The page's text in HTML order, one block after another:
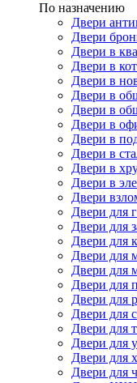
По назначению
Двери
Двери
Двери в
Двери в
Двери в
Двери в
Двери в
Двери в
Двери в
Двери в
Двери в
Двери в
Двери
Двери для
Двери для
Двери для
Двери для
Двери для
Двери для
Двери для
Двери для
Двери для
Двери для
Двери для
Двери для